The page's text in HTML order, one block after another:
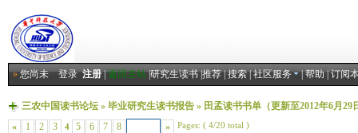
»您尚未登录 注册|返回主站|研究生读书|推荐|搜索|社区服务 |帮助|订阅
三农中国读书论坛» 毕业研究生读书报告» 田孟读书书单（更新至2012年6月29
«
1 2 3 4 5 6 7 8 » Pages: ( 4/20 total )